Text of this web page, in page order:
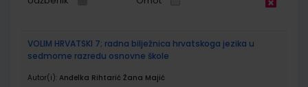
VOLIM HRVATSKI 7; radna bilježnica hrvatskoga jezika u
sedmome razredu osnovne škole
Autor(i): Anđelka Rihtarić Žana Majić